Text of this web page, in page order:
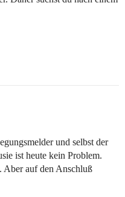
und selbst der
ist heute kein Problem.
Aber auf den Anschluß